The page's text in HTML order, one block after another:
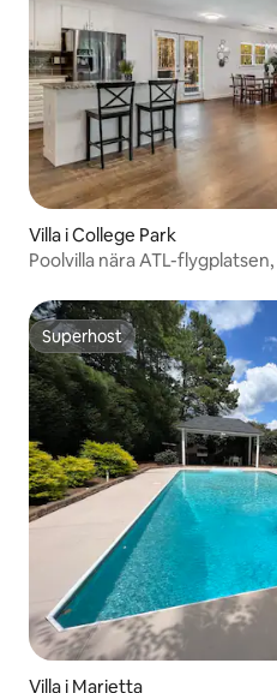
Villa i College Park
Poolvilla nära ATL-
Superhost
Superhost
Villa i Marietta